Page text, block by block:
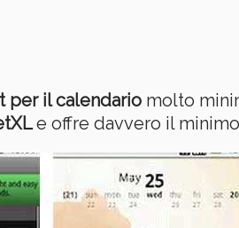
per il calendario molto
e offre davvero il